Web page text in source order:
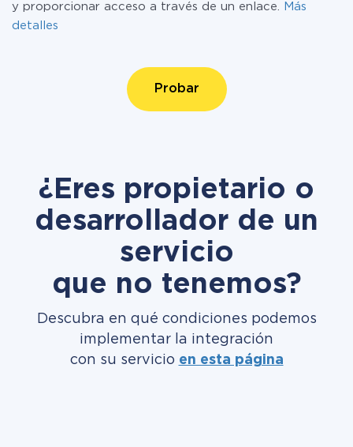
y proporcionar acceso a través de un enlace.
Más
detalles
Probar
¿Eres propietario o
desarrollador de un
servicio
que no tenemos?
Descubra en qué condiciones podemos
implementar la integración
con su servicio en esta página